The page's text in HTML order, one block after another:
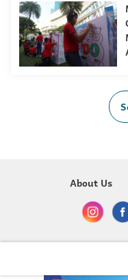
About Us
Copyright @